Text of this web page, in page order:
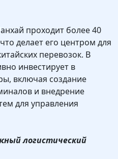
проходит более 40
делает его центром для
перевозок. В
инвестирует в
включая создание
и внедрение
для управления
логистический